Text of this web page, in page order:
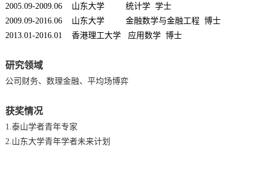
2005.09-2009.06 山东大学 统计学 学士
2009.09-2016.06 山东大学 金融数学与金融工程 博士
2013.01-2016.01 香港理工大学 应用数学 博士
研究领域
公司财务、数理金融、平均场博弈
获奖情况
1.泰山学者青年专家
2.山东大学青年学者未来计划